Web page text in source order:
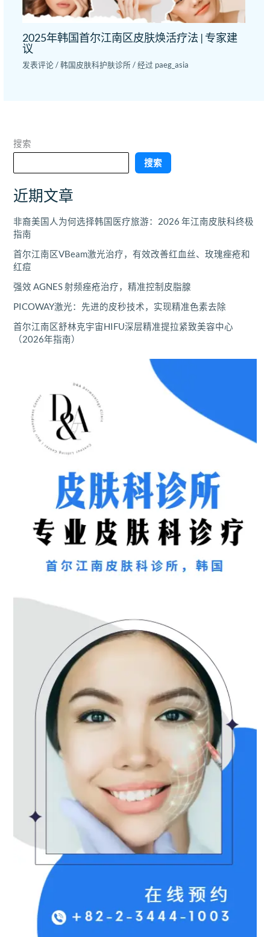
2025年韩国首尔江南区皮肤焕活疗法 | 专家建
议
发表评论/韩国皮肤科护肤诊所/ 经过 paeg_asia
搜索
搜索
近期文章
非裔美国人为何选择韩国医疗旅游：2026 年江南皮肤科终极
指南
首尔江南区VBeam激光治疗，有效改善红血丝、玫瑰痤疮和
红痘
强效 AGNES 射频痤疮治疗，精准控制皮脂腺
PICOWAY激光：先进的皮秒技术，实现精准色素去除
首尔江南区舒林克宇宙HIFU深层精准提拉紧致美容中心
（2026年指南）